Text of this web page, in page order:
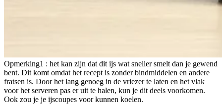
Opmerking1 : het kan zijn dat dit ijs wat sneller smelt dan je gewend
bent. Dit komt omdat het recept is zonder bindmiddelen en andere
fratsen is. Door het lang genoeg in de vriezer te laten en het vlak
voor het serveren pas er uit te halen, kun je dit deels voorkomen.
Ook zou je je ijscoupes voor kunnen koelen.